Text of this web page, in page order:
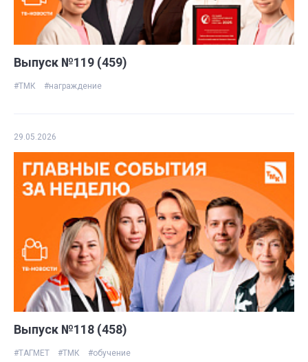
Выпуск №119 (459)
#ТМК #награждение
29.05.2026
Выпуск №118 (458)
#ТАГМЕТ #ТМК #обучение